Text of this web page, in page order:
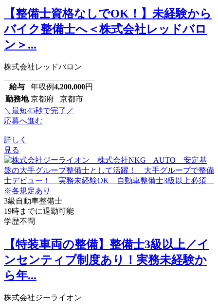
【整備士資格なしでOK！】未経験から
バイク整備士へ＜株式会社レッドバロ
ン＞...
株式会社レッドバロン
給与 年収例4,200,000円
勤務地 京都府 京都市
＼最短45秒で完了／
応募へ進む
詳しく
見る
3級自動車整備士
19時までに退勤可能
学歴不問
【特装車両の整備】整備士3級以上／イ
ンセンティブ制度あり！実務未経験か
ら年...
株式会社ジーライオン